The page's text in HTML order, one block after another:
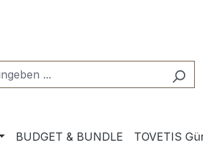
BUDGET & BUNDLE TOVETIS